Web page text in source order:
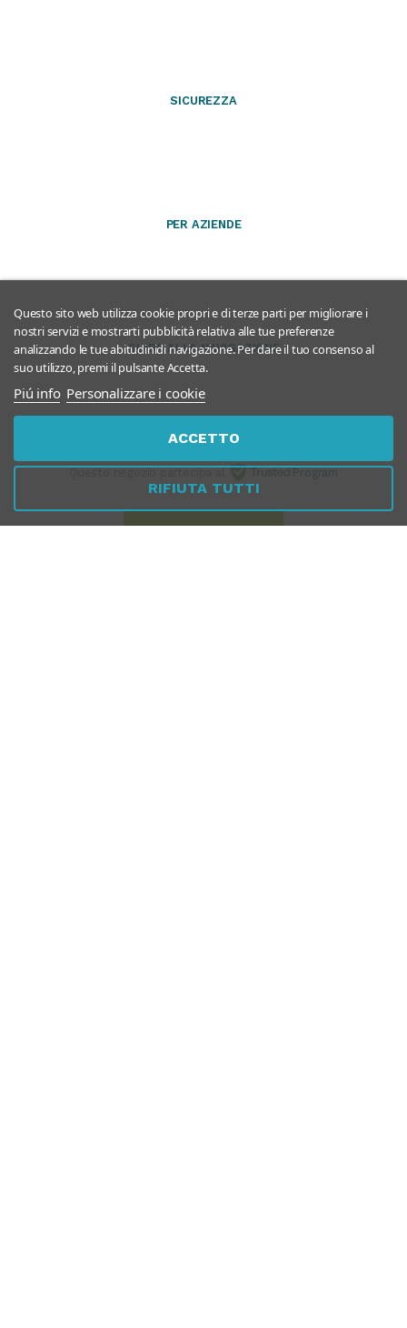
SICUREZZA
PER AZIENDE
GUIDA ALLA NAVIGAZIONE
Questo negozio partecipa al Program
Avvia recesso
Questo sito web utilizza cookie propri e di terze parti per migliorare i
nostri servizi e mostrarti pubblicità relativa alle tue preferenze
analizzando le tue abitudinidi navigazione. Per dare il tuo consenso al
suo utilizzo, premi il pulsante Accetta.
Piú info Personalizzare i cookie
RIFIUTA TUTTI
ACCETTO